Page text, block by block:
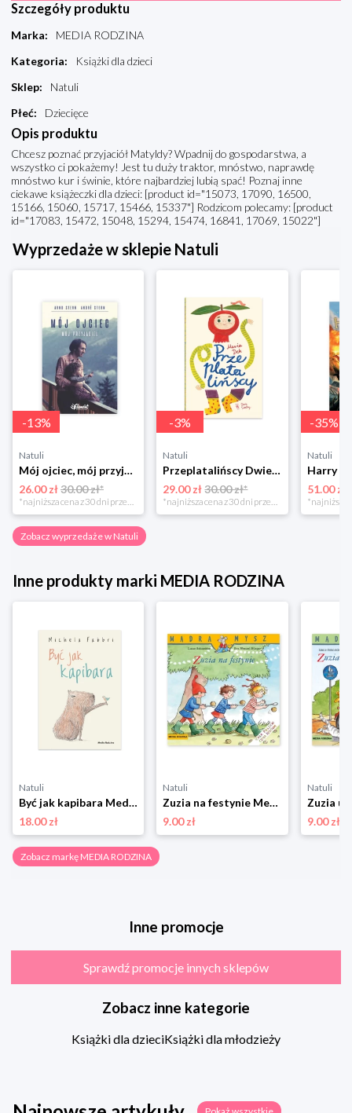
Szczegóły produktu
Marka:
MEDIA RODZINA
Kategoria:
Książki dla dzieci
Sklep:
Natuli
Płeć: Dziecięce
Opis produktu
Chcesz poznać przyjaciół Matyldy? Wpadnij do gospodarstwa, a
wszystko ci pokażemy! Jest tu duży traktor, mnóstwo, naprawdę
mnóstwo kur i świnie, które najbardziej lubią spać! Poznaj inne
ciekawe książeczki dla dzieci: [product id="15073, 17090, 16500,
15166, 15060, 15717, 15466, 15337"] Rodzicom polecamy: [product
id="17083, 15472, 15048, 15294, 15474, 16841, 17069, 15022"]
Wyprzedaże w sklepie Natuli
-13%
Natuli
Mój ojciec, mój przyjaciel Element
26.00 zł30.00 zł*
*najniższa cena z 30 dni przed obniżką
-3%
Natuli
Przeplatalińscy Dwie siostry
29.00 zł 30.00 zł*
*najniższa cena z 30 dni przed obniżką
-35%
Natuli
51.00 zł
Zobacz wyprzedaże w Natuli
Inne produkty marki MEDIA RODZINA
Natuli
Być jak kapibara Media rodzina
18.00 zł
Natuli
Zuzia na festynie Media rodzina
9.00 zł
Natuli
9.00 zł
Zobacz markę MEDIA RODZINA
Inne promocje
Sprawdź promocje innych sklepów
Zobacz inne kategorie
Książki dla dzieciKsiążki dla młodzieży
Pokaż wszystkie